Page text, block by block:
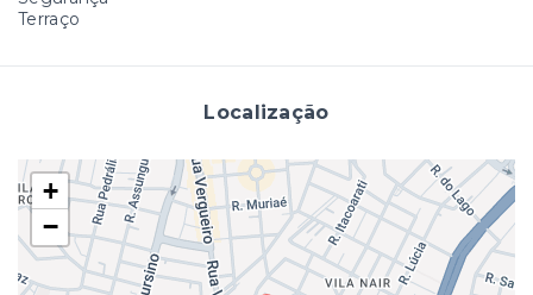
Terraço
Localização
+
−